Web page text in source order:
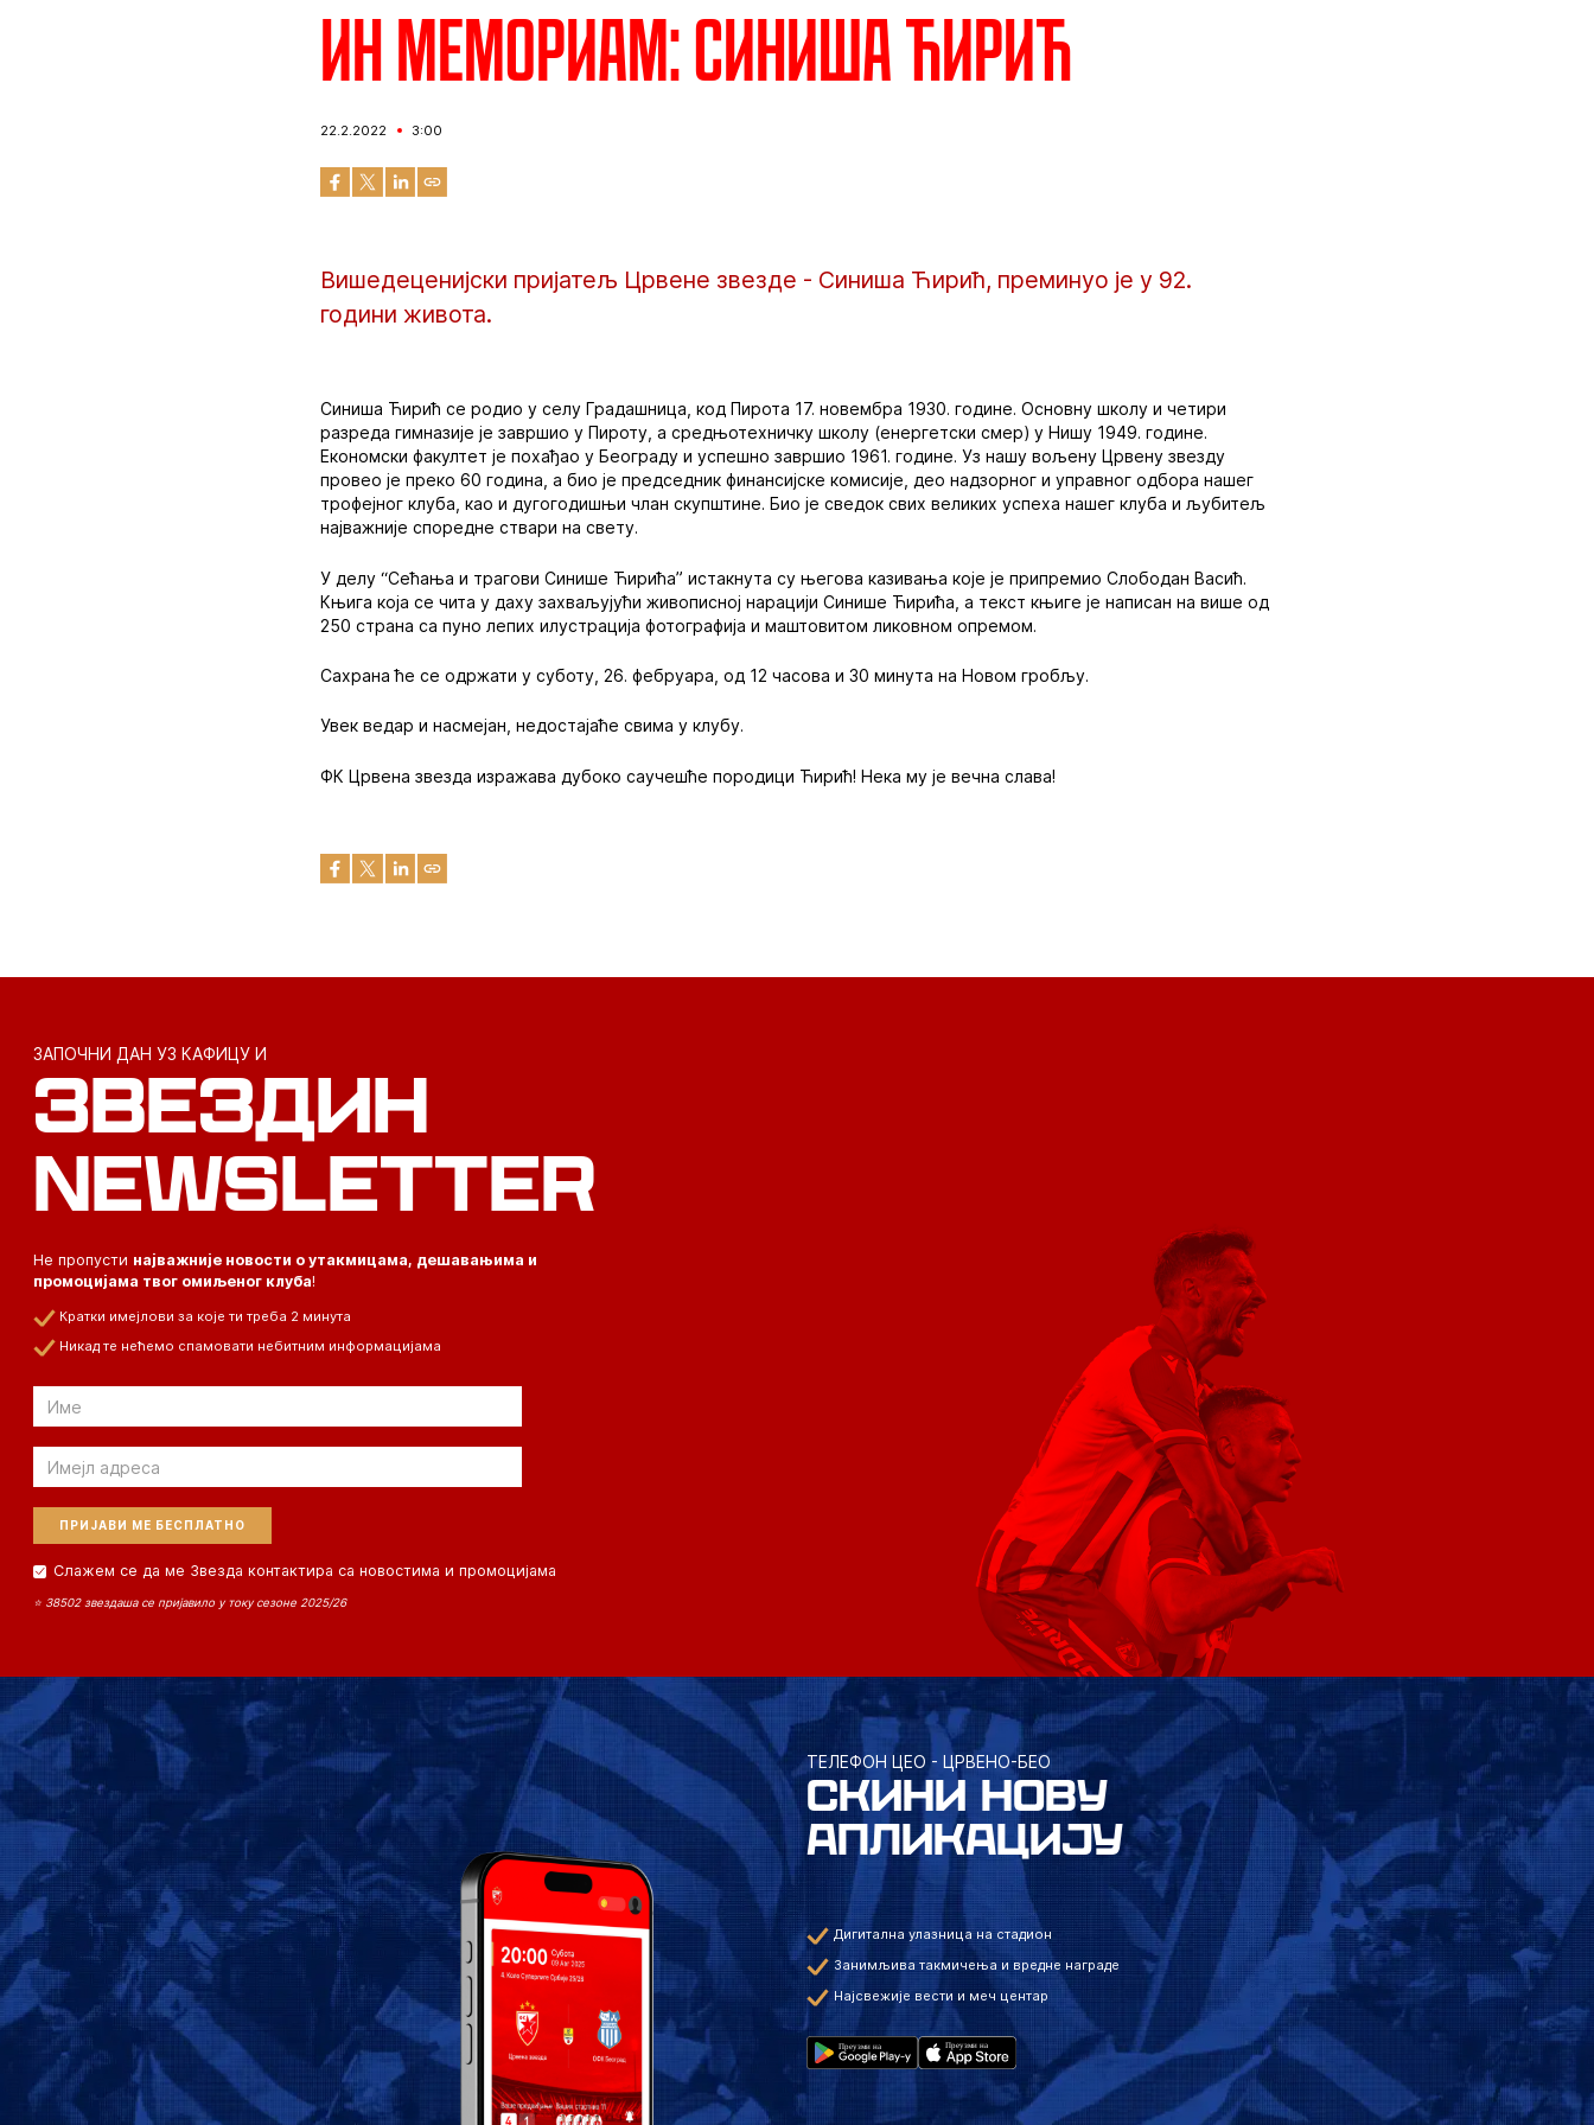
ИН МЕМОРИАМ: Синиша Ћирић
22.2.2022 3:00
Вишедеценијски пријатељ Црвене звезде - Синиша Ћирић, преминуо је у 92.
години живота.
Синиша Ћирић се родио у селу Градашница, код Пирота 17. новембра 1930. године. Основну школу и четири
разреда гимназије је завршио у Пироту, а средњотехничку школу (енергетски смер) у Нишу 1949. године.
Економски факултет је похађао у Београду и успешно завршио 1961. године. Уз нашу вољену Црвену звезду
провео је преко 60 година, а био је председник финансијске комисије, део надзорног и управног одбора нашег
трофејног клуба, као и дугогодишњи члан скупштине. Био је сведок свих великих успеха нашег клуба и љубитељ
најважније споредне ствари на свету.
У делу “Сећања и трагови Синише Ћирића” истакнута су његова казивања које је припремио Слободан Васић.
Књига која се чита у даху захваљујући живописној нарацији Синише Ћирића, а текст књиге је написан на више од
250 страна са пуно лепих илустрација фотографија и маштовитом ликовном опремом.
Сахрана ће се одржати у суботу, 26. фебруара, од 12 часова и 30 минута на Новом гробљу.
Увек ведар и насмејан, недостајаће свима у клубу.
ФК Црвена звезда изражава дубоко саучешће породици Ћирић! Нека му је вечна слава!
ЗАПОЧНИ ДАН УЗ КАФИЦУ И
ЗВЕЗДИН
NEWSLETTER
Не пропусти најважније новости о утакмицама, дешавањима и
промоцијама твог омиљеног клуба!
Кратки имејлови за које ти треба 2 минута
Никад те нећемо спамовати небитним информацијама
Email
Email
Слажем се да ме Звезда контактира са новостима и промоцијама
⭐ 38502 звездаша се пријавило у току сезоне 2025/26
ТЕЛЕФОН ЦЕО - ЦРВЕНО-БЕО
СКИНИ НОВУ
АПЛИКАЦИЈУ
Дигитална улазница на стадион
Занимљива такмичења и вредне награде
Најсвежије вести и меч центар